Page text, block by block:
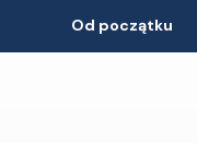
Od początku